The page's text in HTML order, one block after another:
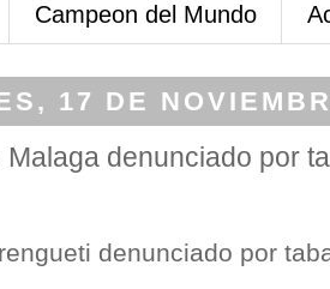
Campeon del Mundo
17 DE
Malaga denunciado por
denunciado por